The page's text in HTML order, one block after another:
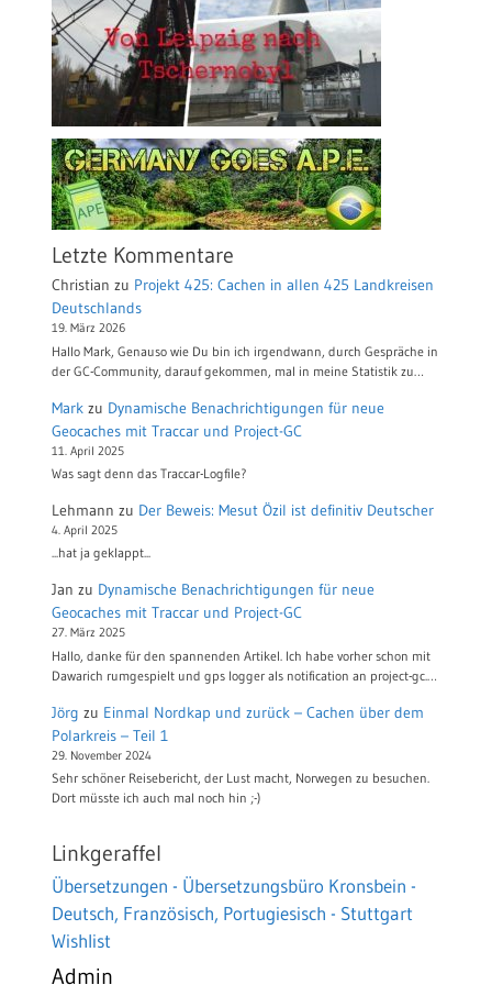
Letzte Kommentare
Christian zu Projekt 425: Cachen in allen 425 Landkreisen
Deutschlands
19. März 2026
Hallo Mark, Genauso wie Du bin ich irgendwann, durch Gespräche in
der GC-Community, darauf gekommen, mal in meine Statistik zu…
Mark zu Dynamische Benachrichtigungen für neue
Geocaches mit Traccar und Project-GC
11. April 2025
Was sagt denn das Traccar-Logfile?
Lehmann zu Der Beweis: Mesut Özil ist definitiv Deutscher
4. April 2025
...hat ja geklappt...
Jan zu Dynamische Benachrichtigungen für neue
Geocaches mit Traccar und Project-GC
27. März 2025
Hallo, danke für den spannenden Artikel. Ich habe vorher schon mit
Dawarich rumgespielt und gps logger als notification an project-gc.…
Jörg zu Einmal Nordkap und zurück – Cachen über dem
Polarkreis – Teil 1
29. November 2024
Sehr schöner Reisebericht, der Lust macht, Norwegen zu besuchen.
Dort müsste ich auch mal noch hin ;-)
Linkgeraffel
Übersetzungen - Übersetzungsbüro Kronsbein -
Deutsch, Französisch, Portugiesisch - Stuttgart
Wishlist
Admin